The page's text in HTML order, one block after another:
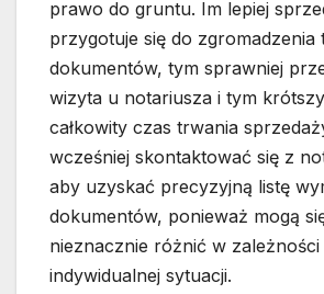
prawo do gruntu. Im lepiej
przygotuje się do zgromadzenia
dokumentów, tym sprawniej
wizyta u notariusza i tym
całkowity czas trwania
wcześniej skontaktować się z
aby uzyskać precyzyjną listę
dokumentów, ponieważ mogą
nieznacznie różnić w zależności
indywidualnej sytuacji.